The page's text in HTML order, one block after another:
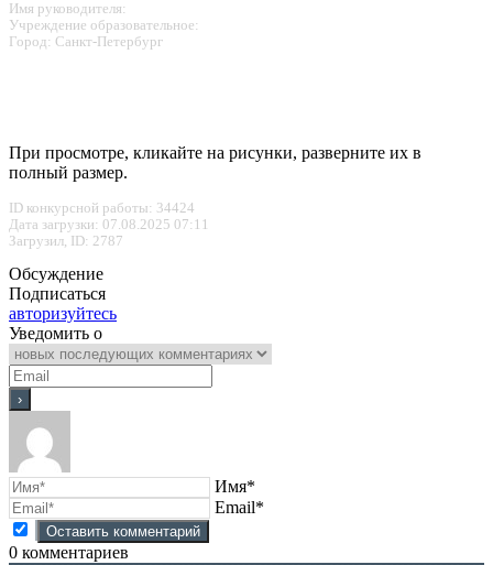
Имя руководителя:
Учреждение образовательное:
Город: Санкт-Петербург
При просмотре, кликайте на рисунки, разверните их в
полный размер.
ID конкурсной работы: 34424
Дата загрузки: 07.08.2025 07:11
Загрузил, ID: 2787
Обсуждение
Подписаться
авторизуйтесь
Уведомить о
Имя*
Email*
0 комментариев